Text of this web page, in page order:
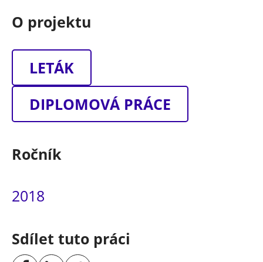
O projektu
LETÁK
DIPLOMOVÁ PRÁCE
Ročník
2018
Sdílet tuto práci